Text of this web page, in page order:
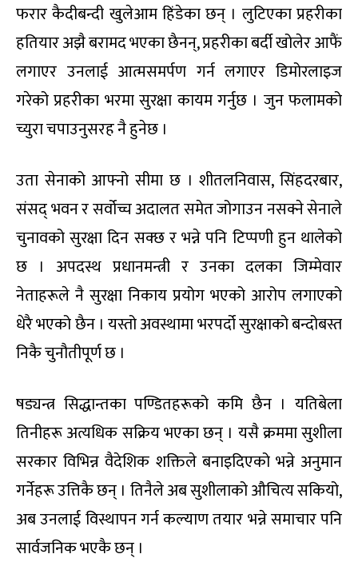
फरार कैदीबन्दी खुलेआम हिंडेका छन् । लुटिएका प्रहरीका
हतियार अझै बरामद भएका छैनन्, प्रहरीका बर्दी खोलेर आफैं
लगाएर उनलाई आत्मसमर्पण गर्न लगाएर डिमोरलाइज
गरेको प्रहरीका भरमा सुरक्षा कायम गर्नुछ । जुन फलामको
च्युरा चपाउनुसरह नै हुनेछ ।
उता सेनाको आफ्नो सीमा छ । शीतलनिवास, सिंहदरबार,
संसद् भवन र सर्वोच्च अदालत समेत जोगाउन नसक्ने सेनाले
चुनावको सुरक्षा दिन सक्छ र भन्ने पनि टिप्पणी हुन थालेको
छ । अपदस्थ प्रधानमन्त्री र उनका दलका जिम्मेवार
नेताहरूले नै सुरक्षा निकाय प्रयोग भएको आरोप लगाएको
धेरै भएको छैन । यस्तो अवस्थामा भरपर्दो सुरक्षाको बन्दोबस्त
निकै चुनौतीपूर्ण छ ।
षड्यन्त्र सिद्धान्तका पण्डितहरूको कमि छैन । यतिबेला
तिनीहरू अत्यधिक सक्रिय भएका छन् । यसै क्रममा सुशीला
सरकार विभिन्न वैदेशिक शक्तिले बनाइदिएको भन्ने अनुमान
गर्नेहरू उत्तिकै छन् । तिनैले अब सुशीलाको औचित्य सकियो,
अब उनलाई विस्थापन गर्न कल्याण तयार भन्ने समाचार पनि
सार्वजनिक भएकै छन् ।